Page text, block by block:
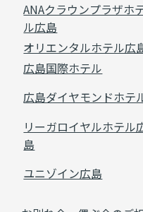
ANAクラウンプラザホ
ル広島
オリエンタルホテル広
広島国際ホテル
広島ダイヤモンドホテ
リーガロイヤルホテル
島
ユニゾイン広島